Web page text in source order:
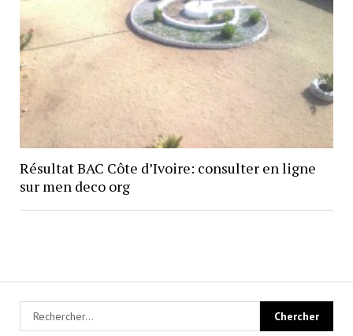
Résultat BAC Côte d’Ivoire: consulter en ligne
sur men deco org